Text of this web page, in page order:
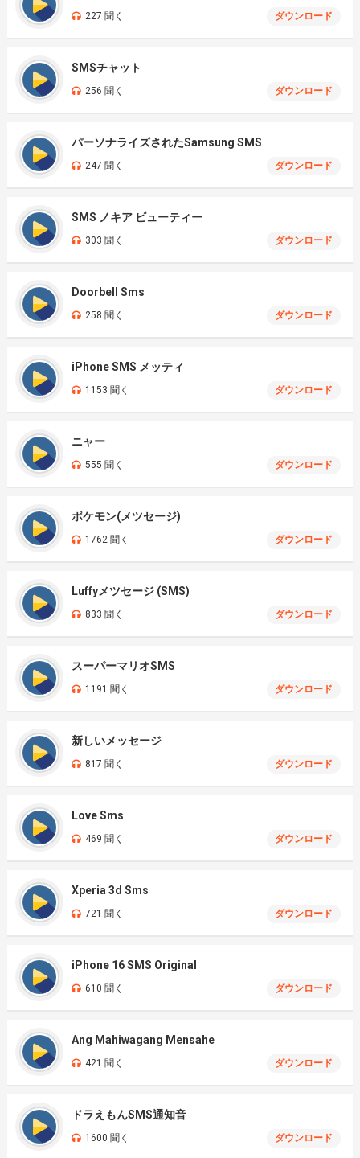
227 聞く ダウンロード
SMSチャット
256 聞く ダウンロード
パーソナライズされたSamsung SMS
247 聞く ダウンロード
SMS ノキア ビューティー
303 聞く ダウンロード
Doorbell Sms
258 聞く ダウンロード
iPhone SMS メッティ
1153 聞く ダウンロード
ニャー
555 聞く ダウンロード
ポケモン(メツセージ)
1762 聞く ダウンロード
Luffyメツセージ (SMS)
833 聞く ダウンロード
スーパーマリオSMS
1191 聞く ダウンロード
新しいメッセージ
817 聞く ダウンロード
Love Sms
469 聞く ダウンロード
Xperia 3d Sms
721 聞く ダウンロード
iPhone 16 SMS Original
610 聞く ダウンロード
Ang Mahiwagang Mensahe
421 聞く ダウンロード
ドラえもんSMS通知音
1600 聞く ダウンロード